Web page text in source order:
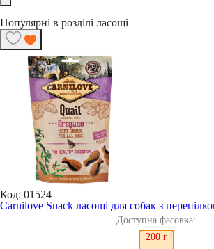
Популярні в розділі ласощі
Код: 01524
Carnilove Snack ласощі для собак з
Доступна фасовка:
200 г